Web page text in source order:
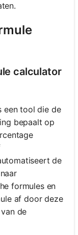
calculator
een tool die de
bepaalt op
de
formules en
af door deze
de